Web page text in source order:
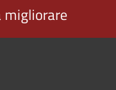
migliorare